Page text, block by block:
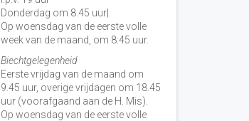
Donderdag om 8.45 uur|
Op woensdag van de eerste volle
week van de maand, om 8:45 uur.
Biechtgelegenheid
Eerste vrijdag van de maand om
9.45 uur, overige vrijdagen om 18.45
uur (voorafgaand aan de H. Mis).
Op woensdag van de eerste volle